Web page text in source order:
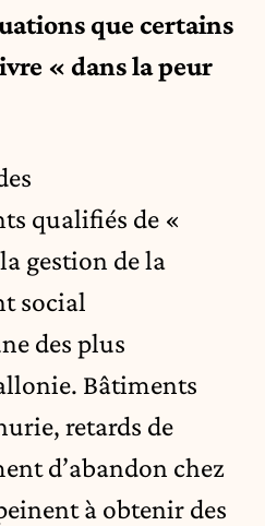
que certains
« dans la peur
qualifiés de «
gestion de la
social
des plus
Bâtiments
retards de
d’abandon chez
à obtenir des